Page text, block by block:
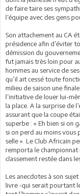
de faire taire ses
l’équipe avec des gens
Son attachement au CA
présidence afin d’éviter
démission du
fut jamais très loin pour
hommes au service de
qu’il ait cessé toute
milieu de saison une
l’initiative de louer lui-
la place. A la surprise de
assurant que la coupe
superbe : « Eh bien si on
si on perd au moins vous
selle ». Le Club Africain
remporta le championnat
classement restée dans
Les anecdotes à son
livre -qui serait pourtant